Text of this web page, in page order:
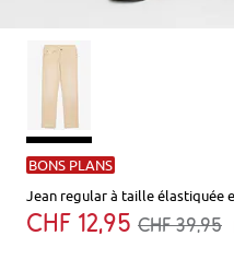
BONS PLANS
CHF 12,95 CHF 39,95